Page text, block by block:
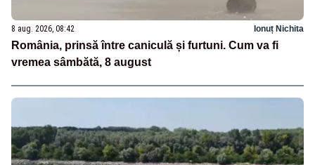
8 aug. 2026, 08:42 Ionuț Nichita
România, prinsă între caniculă și furtuni. Cum va fi
vremea sâmbătă, 8 august